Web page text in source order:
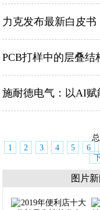
PCB打样中的层叠结
施耐德电气：以AI
1
2 3 4 5 6
图片新